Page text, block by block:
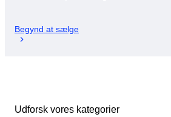
Begynd at sælge
Udforsk vores kategorier